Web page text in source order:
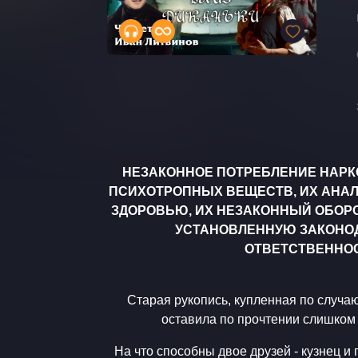
НЕЗАКОННОЕ ПОТРЕБЛЕНИЕ
ПСИХОТРОПНЫХ ВЕЩЕСТВ, ИХ
ЗДОРОВЬЮ, ИХ НЕЗАКОННЫЙ
УСТАНОВЛЕННУЮ
Старая рукопись, купленная по
оставила по прочтении
На что способны двое друзей - кузнец и